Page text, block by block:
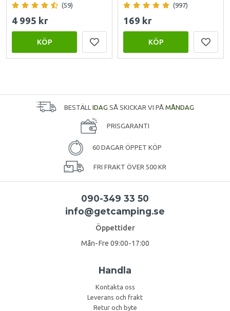
(59)
4 995 kr
KÖP
(997)
169 kr
KÖP
BESTÄLL IDAG SÅ SKICKAR VI PÅ MÅNDAG
PRISGARANTI
60 DAGAR ÖPPET KÖP
FRI FRAKT ÖVER 500 KR
090-349 33 50
info@getcamping.se
Öppettider
Mån-Fre 09:00-17:00
Handla
Kontakta oss
Leverans och frakt
Retur och byte